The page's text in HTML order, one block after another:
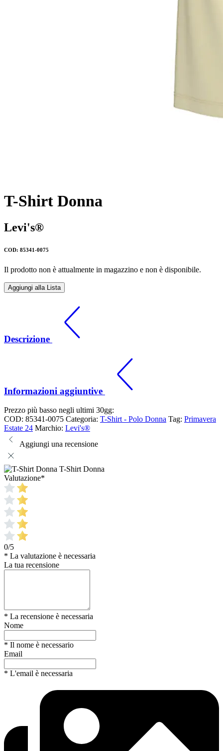
T-Shirt Donna
Levi's®
COD: 85341-0075
Il prodotto non è attualmente in magazzino e non è disponibile.
Aggiungi alla Lista
Descrizione
Informazioni aggiuntive
Prezzo più basso negli ultimi 30gg:
COD: 85341-0075 Categoria: T-Shirt - Polo Donna Tag: Primavera
Estate 24 Marchio: Levi's®
Aggiungi una recensione
T-Shirt Donna
Valutazione*
0/5
* La valutazione è necessaria
La tua recensione
* La recensione è necessaria
Nome
* Il nome è necessario
Email
* L'email è necessaria